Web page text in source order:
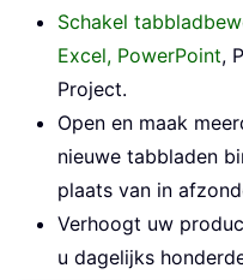
Schakel
Excel, PowerPoint,
Project.
Open en maak
nieuwe tabbladen
plaats van in
Verhoogt uw
u dagelijks